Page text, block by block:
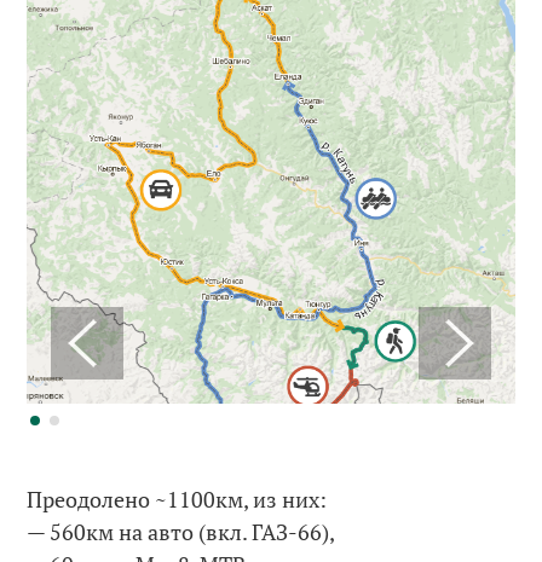
Преодолено ~1100км, из них:
— 560км на авто (вкл. ГАЗ-66),